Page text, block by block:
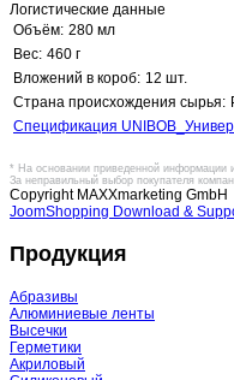
Логистические данные
Объём: 280 мл
Вес: 460 г
Вложений в короб: 12 шт.
Страна происхождения сырья:
Спецификация
* На основании приведенной информации
За неправильный выбор покупателя
Copyright MAXXmarketing GmbH
JoomShopping Download &
Продукция
Абразивы
Алюминиевые ленты
Высечки
Герметики
Акриловый